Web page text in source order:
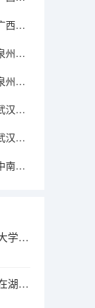
2026高考广东历史类考生可参考报广西民族大学相思湖学院的专业汇总
2026高考广东物理类考生可参考报泉州纺织服装职业学院的专业汇总
2026高考广东历史类考生可参考报泉州纺织服装职业学院的专业汇总
2026高考广东物理类考生可参考报武汉生物工程学院的专业汇总
2026高考广东历史类考生可参考报武汉生物工程学院的专业汇总
2026高考广东物理类考生可参考报中南林业科技大学涉外学院的专业汇总
2025年高考沈阳航空航天大学在山西各批次选科要求有哪些
2025年高考重庆师范大学在湖南各批次选科要求有哪些